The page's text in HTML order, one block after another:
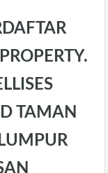
TAMAN